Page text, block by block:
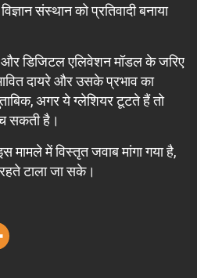
संस्थान को प्रतिवादी बनाया
और डिजिटल एलिवेशन मॉडल के जरिए
दायरे और उसके प्रभाव का
अगर ये ग्लेशियर टूटते हैं तो
सकती है।
में विस्तृत जवाब मांगा गया है,
टाला जा सके।